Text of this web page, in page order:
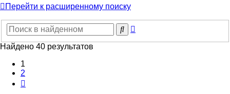
Перейти к расширенному поиску
Поиск
Найдено 40 результатов
1
2